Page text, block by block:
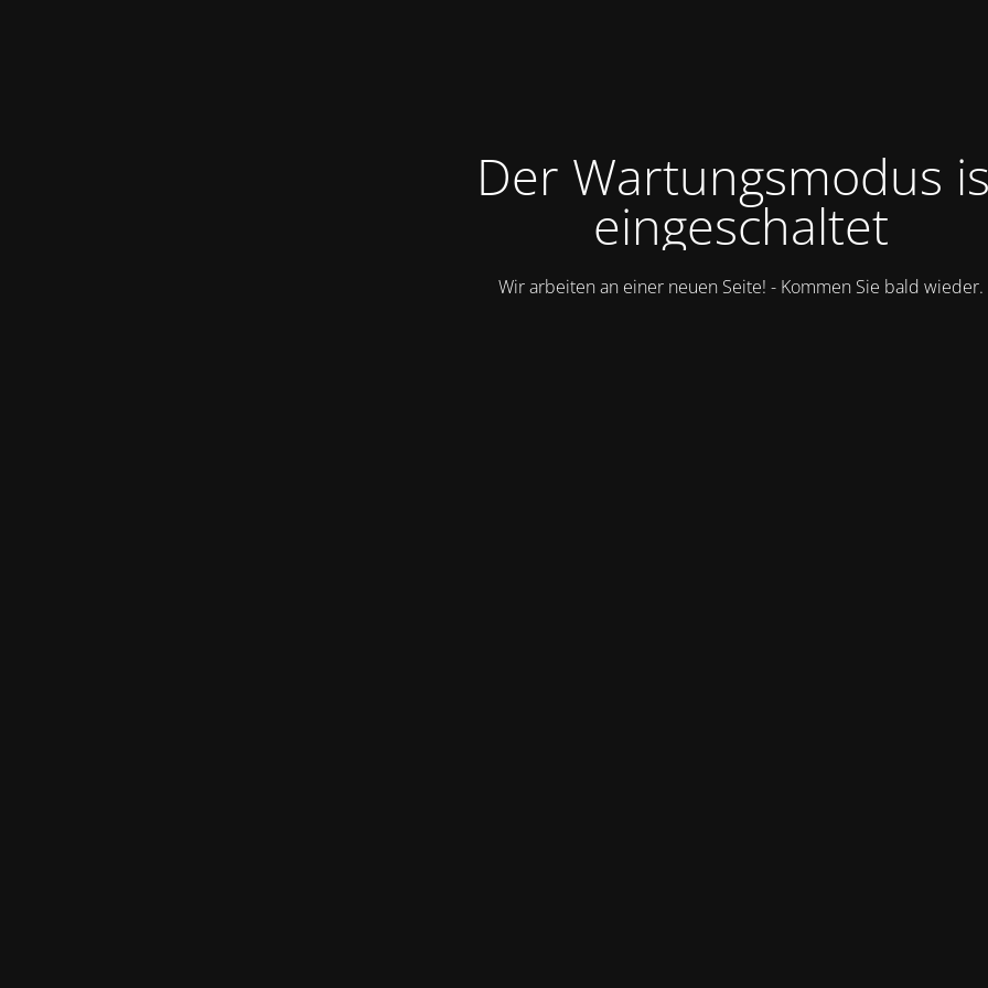
Der Wartungsmodus
eingeschaltet
Wir arbeiten an einer neuen Seite! - Kommen Sie bald wieder.